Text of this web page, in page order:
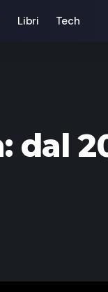
Libri Tech
dal